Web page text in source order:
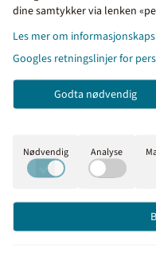
Priser
mva
I denne
velge om
med eller
dine samtykker via lenken
Les mer om
Googles retningslinjer for
Godta nødvendig
Nødvendig Analyse